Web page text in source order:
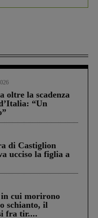
oltre la scadenza
“Un
di Castiglion
ucciso la figlia a
cui morirono
schianto, il
fra tir....